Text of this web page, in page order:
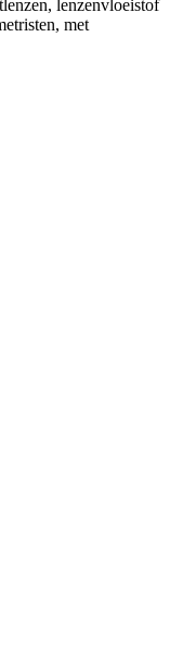
lenzenvloeistof
met